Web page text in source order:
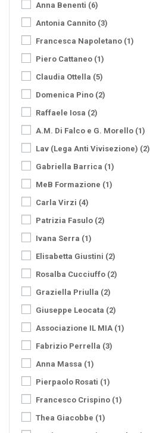
Anna Benenti (6)
Antonia Cannito (3)
Francesca Napoletano (1)
Piero Cattaneo (1)
Claudia Ottella (5)
Domenica Pino (2)
Raffaele Iosa (2)
A.M. Di Falco e G. Morello (1)
Lav (Lega Anti Vivisezione) (2)
Gabriella Barrica (1)
MeB Formazione (1)
Carla Virzi (4)
Patrizia Fasulo (2)
Ivana Serra (1)
Elisabetta Giustini (2)
Rosalba Cucciuffo (2)
Graziella Priulla (2)
Giuseppe Leocata (2)
Associazione IL MIA (1)
Fabrizio Perrella (3)
Anna Massa (1)
Pierpaolo Rosati (1)
Francesco Crispino (1)
Thea Giacobbe (1)